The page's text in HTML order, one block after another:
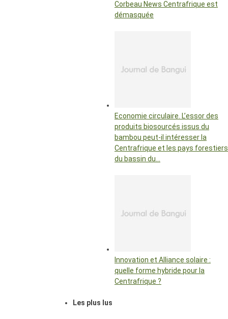
Corbeau News Centrafrique est
démasquée
Economie circulaire. L’essor des
produits biosourcés issus du
bambou peut-il intéresser la
Centrafrique et les pays forestiers
du bassin du…
Innovation et Alliance solaire :
quelle forme hybride pour la
Centrafrique ?
Les plus lus